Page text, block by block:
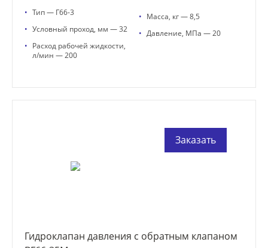
• Тип — Г66-3
• Условный проход, мм — 32
• Расход рабочей жидкости,
л/мин — 200
• Масса, кг — 8,5
• Давление, МПа — 20
Заказать
Гидроклапан давления с обратным клапаном